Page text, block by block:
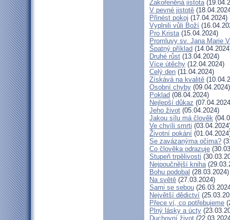
Zakořeněná jistota
V pevné jistotě
Přinést pokoj (17.04.2024)
Vyplnili vůli Boží
Pro Krista(15.04.2024)
Promluvy sv. Jana Marie
Špatný příklad
Druhé růst (13.04.2024)
Více útěchy (12.04.2024)
Celý den (11.04.2024)
Získává na kvalitě
Osobní chyby (09.04.2024)
Poklad (08.04.2024)
Nejlepší důkaz
Jeho život (05.04.2024)
Jakou sílu má člověk
Ve chvíli smrti
Životní pokání
Se zavázanýma očima?
Co člověka odrazuje
Stupeň trpělivosti
Nejpoučnější kniha
Bohu podobal (28.03.2024)
Na světě (27.03.2024)
Sami se sebou
Největší dědictví
Přece ví, co potřebujeme
Plný lásky a úcty
Duchovní život